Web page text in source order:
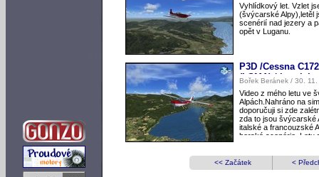
Vyhlídkový let. Vzlet
(švýcarské Alpy),letěl
scenérií nad jezery a
opět v Luganu.
P3D /Cessna
(LSMA) /
Švýcarsko
Bořek Beránek / 30.
Video z mého letu ve
Alpách.Nahráno na
doporučuji si zde
zda to jsou švýcarské
italské a francouzské
horská scenérie. Letu
<< Začátek <